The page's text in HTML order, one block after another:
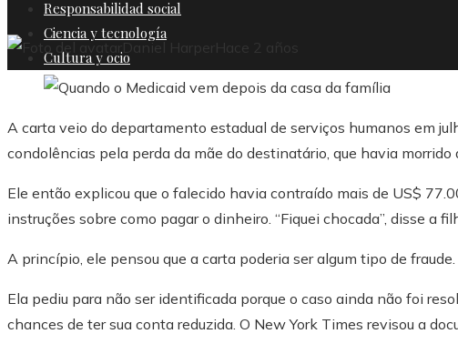
Responsabilidad social
Ciencia y tecnología
Cultura y ocio
Daniel Harper Hace 2 años
A carta veio do departamento estadual de serviços humanos em
condolências pela perda da mãe do destinatário, que havia
Ele então explicou que o falecido havia contraído mais de US$
instruções sobre como pagar o dinheiro. “Fiquei chocada”, disse a
A princípio, ele pensou que a carta poderia ser algum tipo de fraude.
Ela pediu para não ser identificada porque o caso ainda não foi
chances de ter sua conta reduzida. O New York Times revisou a